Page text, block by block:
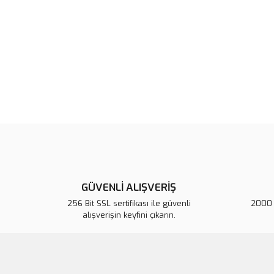
GÜVENLİ ALIŞVERİŞ
256 Bit SSL sertifikası ile güvenli
alışverişin keyfini çıkarın.
2000